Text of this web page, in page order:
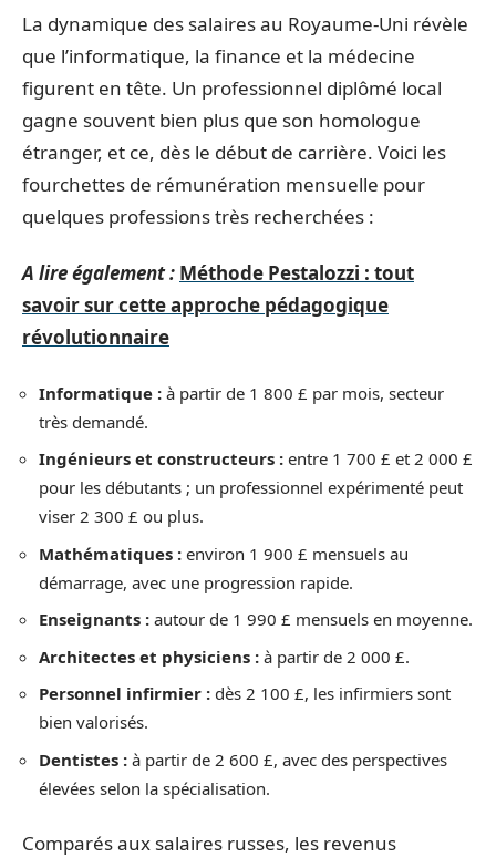
La dynamique des salaires au Royaume-Uni révèle
que l’informatique, la finance et la médecine
figurent en tête. Un professionnel diplômé local
gagne souvent bien plus que son homologue
étranger, et ce, dès le début de carrière. Voici les
fourchettes de rémunération mensuelle pour
quelques professions très recherchées :
A lire également : Méthode Pestalozzi : tout
savoir sur cette approche pédagogique
révolutionnaire
Informatique : à partir de 1 800 £ par mois, secteur
très demandé.
Ingénieurs et constructeurs : entre 1 700 £ et 2 000 £
pour les débutants ; un professionnel expérimenté peut
viser 2 300 £ ou plus.
Mathématiques : environ 1 900 £ mensuels au
démarrage, avec une progression rapide.
Enseignants : autour de 1 990 £ mensuels en moyenne.
Architectes et physiciens : à partir de 2 000 £.
Personnel infirmier : dès 2 100 £, les infirmiers sont
bien valorisés.
Dentistes : à partir de 2 600 £, avec des perspectives
élevées selon la spécialisation.
Comparés aux salaires russes, les revenus